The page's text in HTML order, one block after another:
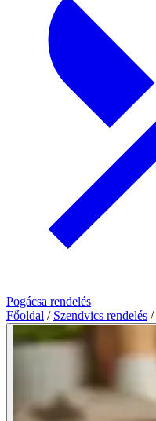
Pogácsa rendelés
Főoldal / Szendvics rendelés /